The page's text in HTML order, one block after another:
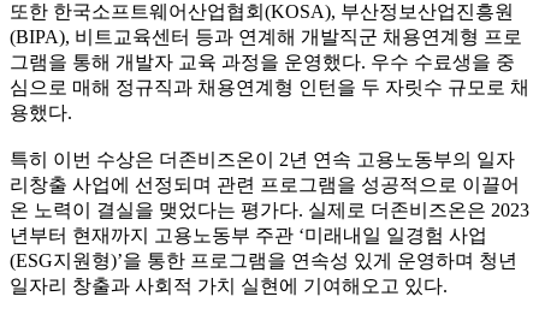
또한 한국소프트웨어산업협회(KOSA), 부산정보산업진흥원
(BIPA), 비트교육센터 등과 연계해 개발직군 채용연계형 프로
그램을 통해 개발자 교육 과정을 운영했다. 우수 수료생을 중
심으로 매해 정규직과 채용연계형 인턴을 두 자릿수 규모로 채
용했다.
특히 이번 수상은 더존비즈온이 2년 연속 고용노동부의 일자
리창출 사업에 선정되며 관련 프로그램을 성공적으로 이끌어
온 노력이 결실을 맺었다는 평가다. 실제로 더존비즈온은 2023
년부터 현재까지 고용노동부 주관 ‘미래내일 일경험 사업
(ESG지원형)’을 통한 프로그램을 연속성 있게 운영하며 청년
일자리 창출과 사회적 가치 실현에 기여해오고 있다.